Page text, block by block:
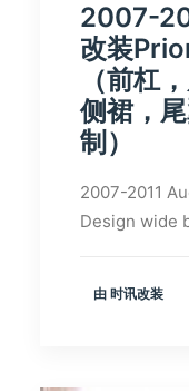
2007-
改装
（前杠
侧裙，
制）
2007-2011
Design wide
由 时讯改装